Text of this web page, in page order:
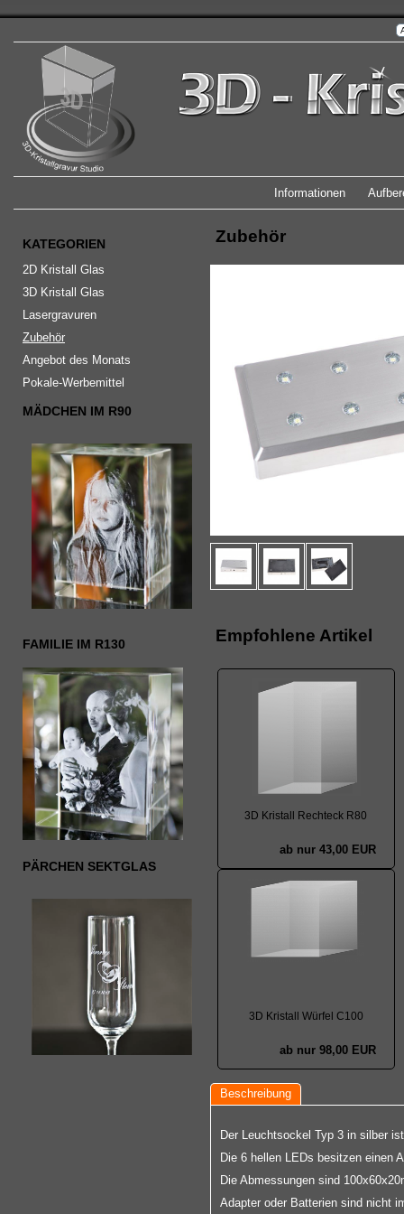
Informationen
KATEGORIEN
2D Kristall Glas
3D Kristall Glas
Lasergravuren
Zubehör
Angebot des Monats
Pokale-Werbemittel
MÄDCHEN IM R90
FAMILIE IM R130
PÄRCHEN SEKTGLAS
Zubehör
Empfohlene Artikel
3D Kristall Rechteck R80
ab nur 43,00 EUR
3D Kristall Würfel C100
ab nur 98,00 EUR
Beschreibung
Der Leuchtsockel Typ 3 in silber
Die 6 hellen LEDs besitzen einen
Die Abmessungen sind
Adapter oder Batterien sind nicht